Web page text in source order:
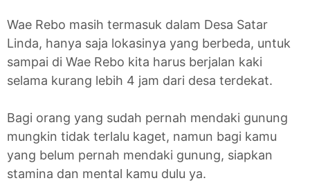
Wae Rebo masih termasuk dalam Desa Satar
Linda, hanya saja lokasinya yang berbeda, untuk
sampai di Wae Rebo kita harus berjalan kaki
selama kurang lebih 4 jam dari desa terdekat.
Bagi orang yang sudah pernah mendaki gunung
mungkin tidak terlalu kaget, namun bagi kamu
yang belum pernah mendaki gunung, siapkan
stamina dan mental kamu dulu ya.